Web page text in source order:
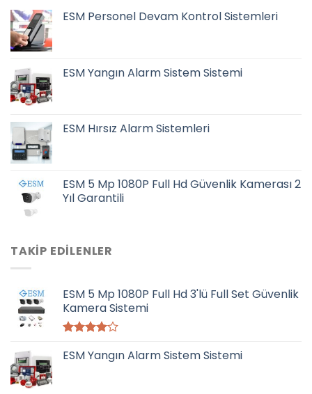
ESM Personel Devam Kontrol Sistemleri
ESM Yangın Alarm Sistem Sistemi
ESM Hırsız Alarm Sistemleri
ESM 5 Mp 1080P Full Hd Güvenlik Kamerası 2
Yıl Garantili
TAKIP EDILENLER
ESM 5 Mp 1080P Full Hd 3'lü Full Set Güvenlik
Kamera Sistemi
üzerinden
ESM Yangın Alarm Sistem Sistemi